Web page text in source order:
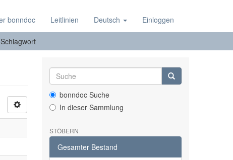
bonndoc Leitlinien Deutsch Einloggen
bonndoc Suche
In dieser Sammlung
STÖBERN
Gesamter Bestand